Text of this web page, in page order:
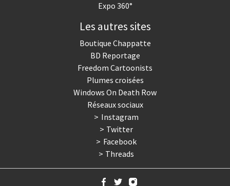
Expo 360°
Les autres sites
Boutique Chappatte
BD Reportage
Freedom Cartoonists
Plumes croisées
Windows On Death Row
Réseaux sociaux
Instagram
Twitter
Facebook
Threads